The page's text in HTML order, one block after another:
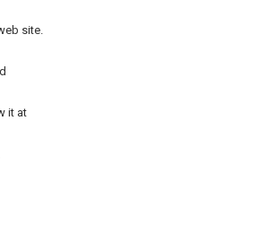
site.
it at